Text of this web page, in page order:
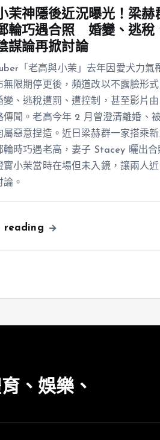
茉神隱後近況曝光！梁赫
輪巧遇合照 婚變、逃稅
謀論再掀討論
「老高與小茉」去年因愛犬力氣
無限期停更後，頻道改以不露臉形式
變、逃稅遭罰、遭控制，甚至影片由
傳聞。老高今年 2 月曾澄清離婚、
屬惡意捏造。近日梁赫群一家搭乘新
輪時巧遇老高，妻子 Stacey 曬出合
實小茉當時在場但未入鏡，讓兩人
。
reading
、娛樂、